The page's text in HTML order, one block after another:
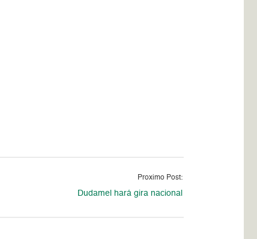
Proximo Post:
Dudamel hará gira nacional